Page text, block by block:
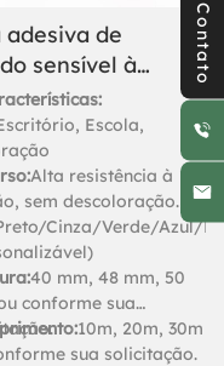
adesiva de
sensível à
para
Escola,
Alta resistência à
sem descoloração.
Cinza/Verde/Azul/
40 mm, 48 mm, 50
conforme sua
10m, 20m, 30m
sua solicitação.
Contato